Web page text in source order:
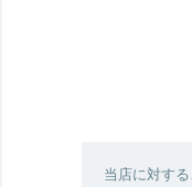
当店に対す